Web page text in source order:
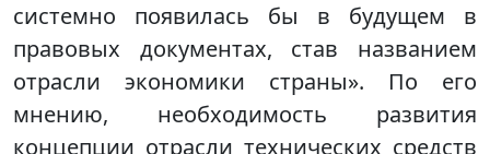
системно появилась бы в будущем в
правовых документах, став названием
отрасли экономики страны». По его
мнению, необходимость развития
концепции отрасли технических средств